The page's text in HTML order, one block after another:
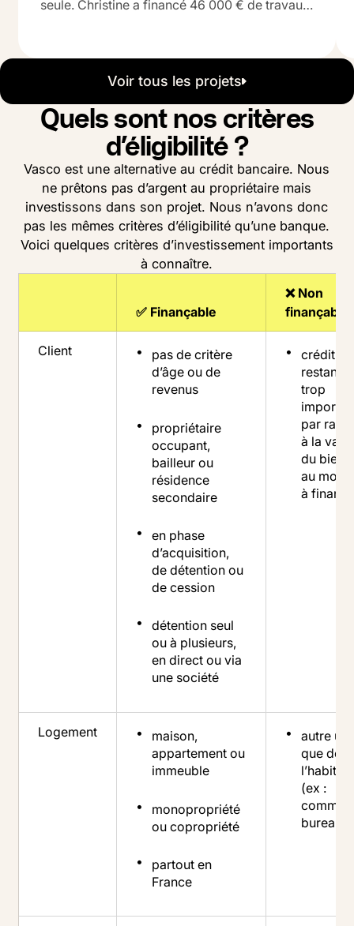
seule. Christine a financé 46 000 € de travaux
MORBIHAN G B
46 000 €
Travaux
46%
Quote-Part
70 000 €
Plus-value
Voir tous les projets
Quels sont nos critères
d’éligibilité ?
Vasco est une alternative au crédit bancaire. Nous
ne prêtons pas d’argent au propriétaire mais
investissons dans son projet. Nous n’avons donc
pas les mêmes critères d’éligibilité qu’une banque.
Voici quelques critères d’investissement importants
à connaître.
✅ Finançable
❌ Non
finançable
Client
pas de critère
d’âge ou de
revenus
propriétaire
occupant,
bailleur ou
résidence
secondaire
en phase
d’acquisition,
de détention ou
de cession
détention seul
ou à plusieurs,
en direct ou via
une société
crédit
restant
trop
par
à la
du bien
au
à
Logement
maison,
appartement ou
immeuble
monopropriété
ou copropriété
partout en
France
autre
que de
(ex :
bureau)